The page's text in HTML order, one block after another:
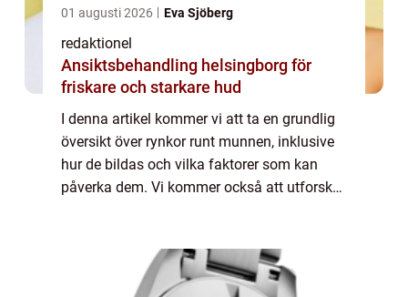
01 augusti 2026 Eva Sjöberg
redaktionel
Ansiktsbehandling helsingborg för
friskare och starkare hud
I denna artikel kommer vi att ta en grundlig
översikt över rynkor runt munnen, inklusive
hur de bildas och vilka faktorer som kan
påverka dem. Vi kommer också att utforska